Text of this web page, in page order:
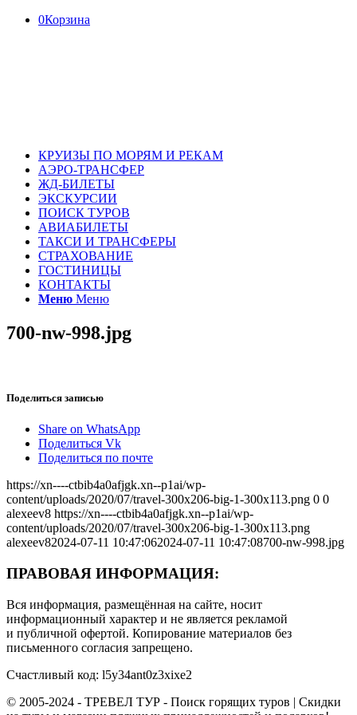
0Корзина
КРУИЗЫ ПО МОРЯМ И РЕКАМ
АЭРО-ТРАНСФЕР
ЖД-БИЛЕТЫ
ЭКСКУРСИИ
ПОИСК ТУРОВ
АВИАБИЛЕТЫ
ТАКСИ И ТРАНСФЕРЫ
СТРАХОВАНИЕ
ГОСТИНИЦЫ
КОНТАКТЫ
Меню Меню
700-nw-998.jpg
Поделиться записью
Share on WhatsApp
Поделиться Vk
Поделиться по почте
https://xn----ctbib4a0afjgk.xn--p1ai/wp-
content/uploads/2020/07/travel-300x206-big-1-300x113.png 0 0
alexeev8 https://xn----ctbib4a0afjgk.xn--p1ai/wp-
content/uploads/2020/07/travel-300x206-big-1-300x113.png
alexeev82024-07-11 10:47:062024-07-11 10:47:08700-nw-998.jpg
ПРАВОВАЯ ИНФОРМАЦИЯ:
Вся информация, размещённая на сайте, носит
информационный характер и не является рекламой
и публичной офертой. Копирование материалов без
письменного согласия запрещено.
Счастливый код: l5y34ant0z3xixe2
© 2005-2024 - ТРЕВЕЛ ТУР - Поиск горящих туров | Скидки